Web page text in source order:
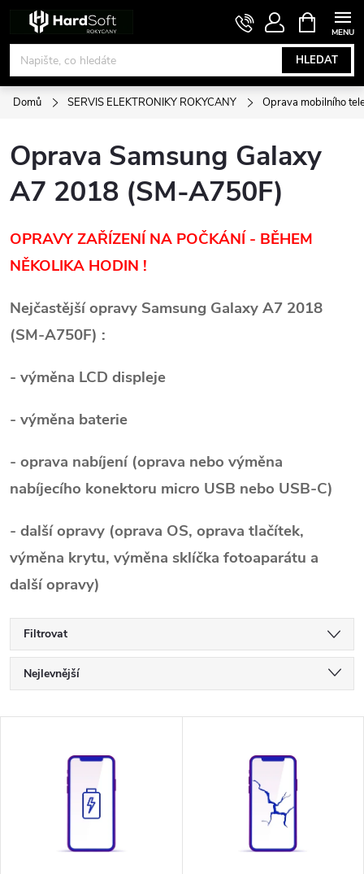
obsah
HLEDAT
NÁKUPNÍ
KOŠÍK
Domů SERVIS ELEKTRONIKY ROKYCANY Oprava mobilního
Oprava Samsung Galaxy
A7 2018 (SM-A750F)
OPRAVY ZAŘÍZENÍ NA POČKÁNÍ - BĚHEM
NĚKOLIKA HODIN !
Nejčastější opravy Samsung Galaxy A7 2018
(SM-A750F) :
- výměna LCD displeje
- výměna baterie
- oprava nabíjení (oprava nebo výměna
nabíjecího konektoru micro USB nebo USB-C)
- další opravy (oprava OS, oprava tlačítek,
výměna krytu, výměna sklíčka fotoaparátu a
další opravy)
Filtrovat
Ř
a
Nejlevnější
Abecedně